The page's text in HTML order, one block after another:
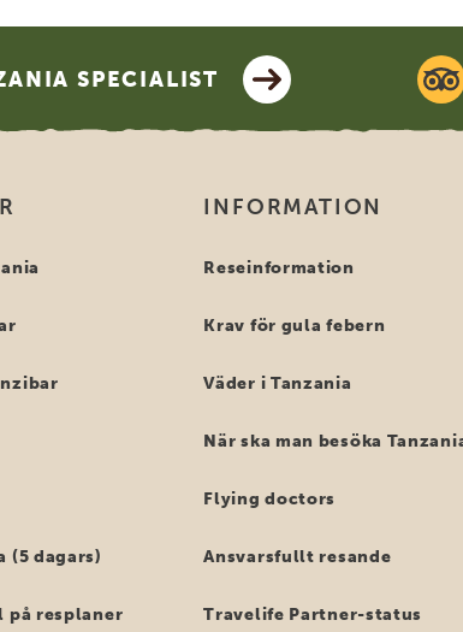
SPECIALIST
(5 dagars)
på resplaner
INFORMATION
Reseinformation
Krav för gula febern
Väder i Tanzania
När ska man besöka
Flying doctors
Ansvarsfullt resande
Travelife Partner-status